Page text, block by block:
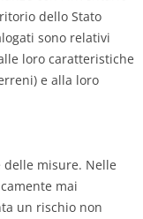
dello Stato
sono relativi
loro caratteristiche
e alla loro
misure. Nelle
mai
un rischio non